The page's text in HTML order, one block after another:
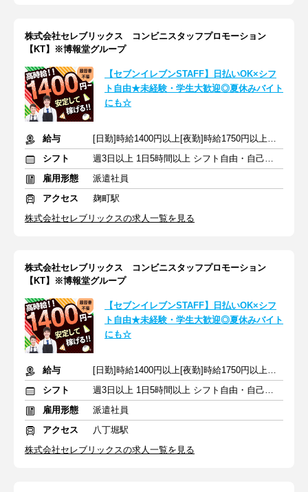
株式会社セレブリックス コンビニスタッフプロモーション
【KT】※博報堂グループ
【セブンイレブンSTAFF】日払いOK×シフ
ト自由★未経験・学生大歓迎◎夏休みバイト
にも☆
給与
[日勤]時給1400円以上[夜勤]時給1750円以上＋交通費
シフト
週3日以上 1日5時間以上 シフト自由・自己申告
雇用形態
派遣社員
アクセス
麹町駅
株式会社セレブリックスの求人一覧を見る
株式会社セレブリックス コンビニスタッフプロモーション
【KT】※博報堂グループ
【セブンイレブンSTAFF】日払いOK×シフ
ト自由★未経験・学生大歓迎◎夏休みバイト
にも☆
給与
[日勤]時給1400円以上[夜勤]時給1750円以上＋交通費
シフト
週3日以上 1日5時間以上 シフト自由・自己申告
雇用形態
派遣社員
アクセス
八丁堀駅
株式会社セレブリックスの求人一覧を見る